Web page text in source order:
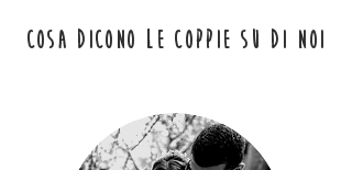
Cosa dicono le coppie su di noi